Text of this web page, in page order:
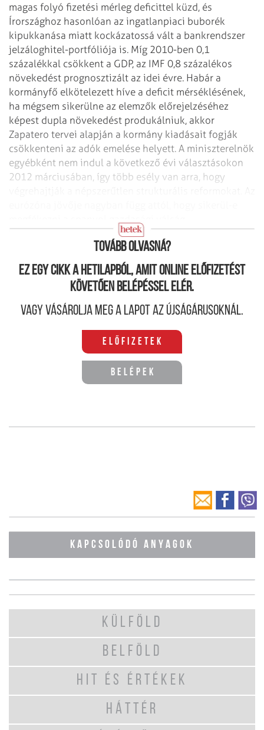
magas folyó fizetési mérleg deficittel küzd, és
Írországhoz hasonlóan az ingatlanpiaci buborék
kipukkanása miatt kockázatossá vált a bankrendszer
jelzáloghitel-portfóliója is. Míg 2010-ben 0,1
százalékkal csökkent a GDP, az IMF 0,8 százalékos
növekedést prognosztizált az idei évre. Habár a
kormányfő elkötelezett híve a deficit mérséklésének,
ha mégsem sikerülne az elemzők előrejelzéséhez
képest dupla növekedést produkálniuk, akkor
Zapatero tervei alapján a kormány kiadásait fogják
csökkenteni az adók emelése helyett. A miniszterelnök
egyébként nem indul a következő évi választásokon
2012 márciusában, így több esély van arra, hogy
Tovább olvasná?
Ez egy cikk a hetilapból, amit online előfizetést
követően belépéssel elér.
Vagy vásárolja meg a lapot az újságárusoknál.
Előfizetek
Belépek
KAPCSOLÓDÓ ANYAGOK
KÜLFÖLD
BELFÖLD
HIT ÉS ÉRTÉKEK
HÁTTÉR